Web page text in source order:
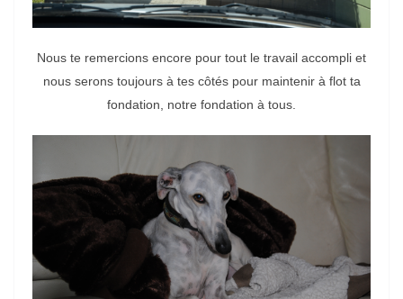
Nous te remercions encore pour tout le travail accompli et
nous serons toujours à tes côtés pour maintenir à flot ta
fondation, notre fondation à tous.